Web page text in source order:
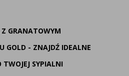
GRANATOWYM
GOLD - ZNAJDŹ IDEALNE
SYPIALNI